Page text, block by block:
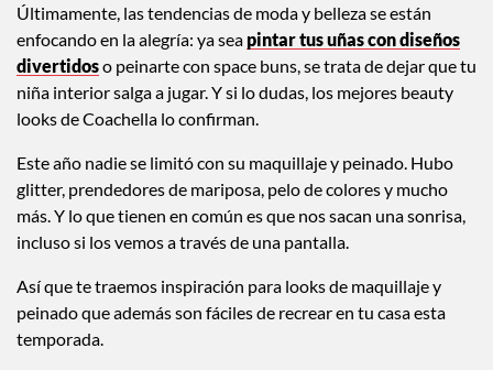
Últimamente, las tendencias de moda y belleza se están
enfocando en la alegría: ya seapintar tus uñas con diseños
divertidoso peinarte con space buns, se trata de dejar que tu
niña interior salga a jugar. Y si lo dudas, los mejores beauty
Este año nadie se limitó con su maquillaje y peinado. Hubo
glitter, prendedores de mariposa, pelo de colores y mucho
más. Y lo que tienen en común es que nos sacan una sonrisa,
Así que te traemos inspiración para looks de maquillaje y
peinado que además son fáciles de recrear en tu casa esta